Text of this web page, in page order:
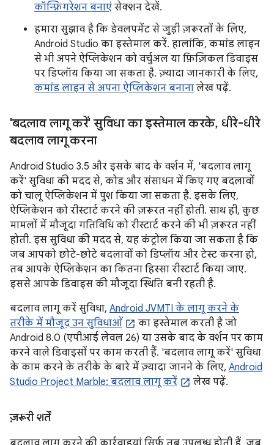
कॉन्फ़िगरेशन बनाएं सेक्शन देखें.
हमारा सुझाव है कि डेवलपमेंट से जुड़ी ज़रूरतों के लिए,
Android Studio का इस्तेमाल करें. हालांकि, कमांड लाइन
से भी अपने ऐप्लिकेशन को वर्चुअल या फ़िज़िकल डिवाइस
पर डिप्लॉय किया जा सकता है. ज़्यादा जानकारी के लिए,
कमांड लाइन से अपना ऐप्लिकेशन बनाना लेख पढ़ें.
'बदलाव लागू करें' सुविधा का इस्तेमाल करके, धीरे-धीरे
बदलाव लागू करना
Android Studio 3.5 और इसके बाद के वर्शन में, 'बदलाव लागू
करें' सुविधा की मदद से, कोड और संसाधन में किए गए बदलावों
को चालू ऐप्लिकेशन में पुश किया जा सकता है. इसके लिए,
ऐप्लिकेशन को रीस्टार्ट करने की ज़रूरत नहीं होती. साथ ही, कुछ
मामलों में मौजूदा गतिविधि को रीस्टार्ट करने की भी ज़रूरत नहीं
होती. इस सुविधा की मदद से, यह कंट्रोल किया जा सकता है कि
जब आपको छोटे-छोटे बदलावों को डिप्लॉय और टेस्ट करना हो,
तब आपके ऐप्लिकेशन का कितना हिस्सा रीस्टार्ट किया जाए.
इससे आपके डिवाइस की मौजूदा स्थिति बनी रहती है.
बदलाव लागू करें सुविधा, Android JVMTI के लागू करने के
तरीके में मौजूद उन सुविधाओं
का इस्तेमाल करती है जो
Android 8.0 (एपीआई लेवल 26) या उसके बाद के वर्शन पर काम
करने वाले डिवाइसों पर काम करती हैं. 'बदलाव लागू करें' सुविधा
के काम करने के तरीके के बारे में ज़्यादा जानने के लिए, Android
Studio Project Marble: बदलाव लागू करें
लेख पढ़ें.
ज़रूरी शर्तें